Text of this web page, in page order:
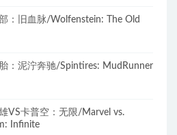
：旧血脉/Wolfenstein: The Old
：泥泞奔驰/Spintires: MudRunner
VS卡普空：无限/Marvel vs.
Infinite